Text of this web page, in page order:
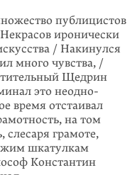
публицистов
иронически
/ Накинулся
много чувства, /
Щедрин
это неодно­
время отстаивал
на том
слесаря грамоте,
шкатулкам
Константин